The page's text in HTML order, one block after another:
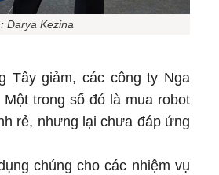
Darya Kezina
Tây giảm, các công ty Nga
trong số đó là mua robot
rẻ, nhưng lại chưa đáp ứng
chúng cho các nhiệm vụ